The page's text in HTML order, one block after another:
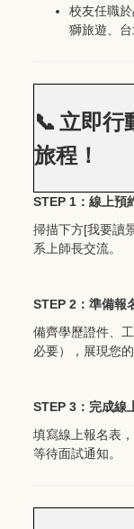
校友任職
獅旅遊、台
📞 立即行
旅程！
STEP 1 ：線上預
掃描下方[我要讀
系上師長交流。
STEP 2 ：準備報
備齊學歷證件、
必要），展現您
STEP 3 ：完成線
填寫線上報名表
等待面試通知。